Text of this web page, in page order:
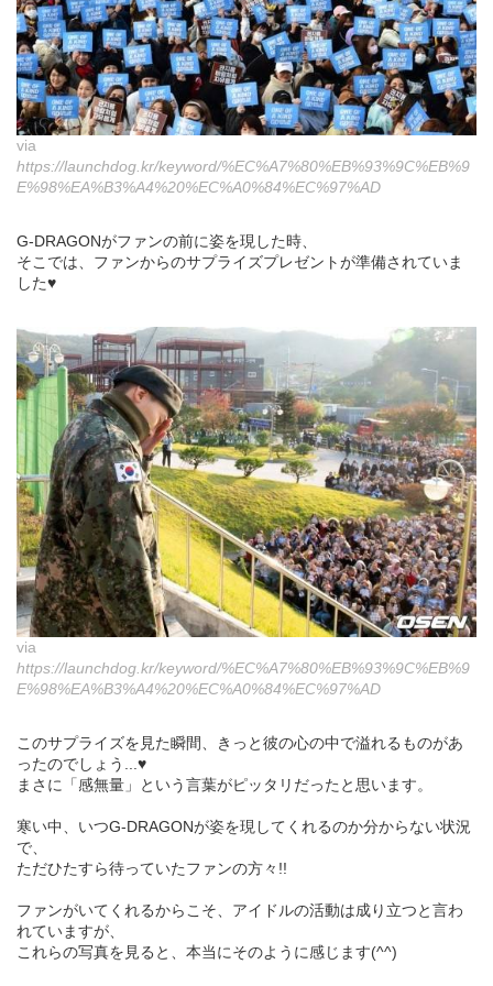
via
https://launchdog.kr/keyword/%EC%A7%80%EB%93%9C%EB%9
E%98%EA%B3%A4%20%EC%A0%84%EC%97%AD
G-DRAGONがファンの前に姿を現した時、
そこでは、ファンからのサプライズプレゼントが準備されていま
した♥︎
via
https://launchdog.kr/keyword/%EC%A7%80%EB%93%9C%EB%9
E%98%EA%B3%A4%20%EC%A0%84%EC%97%AD
このサプライズを見た瞬間、きっと彼の心の中で溢れるものがあ
ったのでしょう...♥︎
まさに「感無量」という言葉がピッタリだったと思います。
寒い中、いつG-DRAGONが姿を現してくれるのか分からない状況
で、
ただひたすら待っていたファンの方々!!
ファンがいてくれるからこそ、アイドルの活動は成り立つと言わ
れていますが、
これらの写真を見ると、本当にそのように感じます(^^)